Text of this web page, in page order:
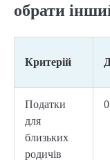
обрати
Критерій
Податки
для
близьких
родичів